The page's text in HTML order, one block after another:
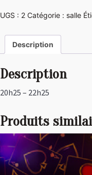
UGS : 2 Catégorie : salle
Description
Description
20h25 – 22h25
Produits